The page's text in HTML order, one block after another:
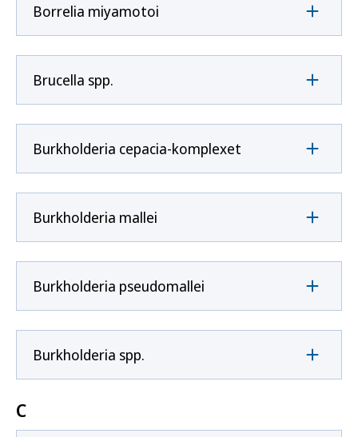
Borrelia miyamotoi
Brucella spp.
Burkholderia cepacia-komplexet
Burkholderia mallei
Burkholderia pseudomallei
Burkholderia spp.
C